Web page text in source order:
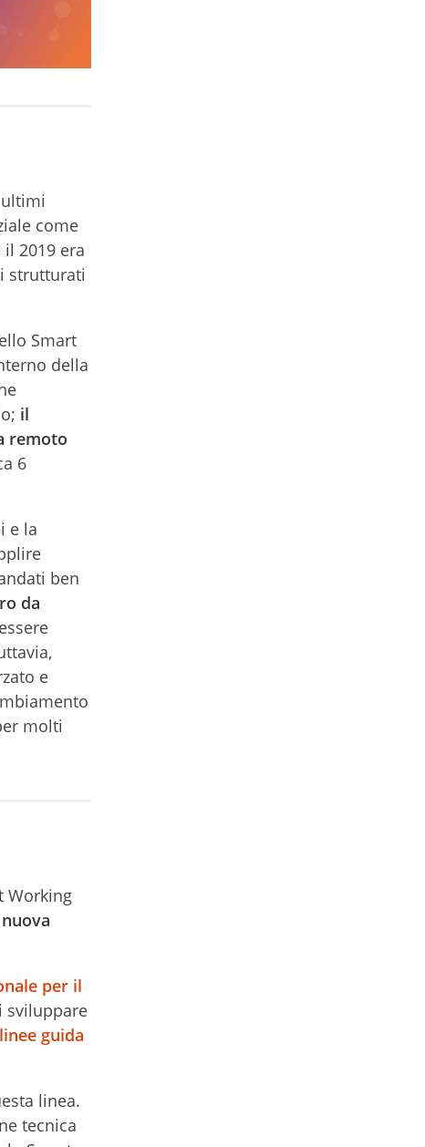
come
2019 era
strutturati
Smart
della
il
remoto
6
e la
ben
da
e
molti
Working
per il
sviluppare
linee guida
linea.
tecnica